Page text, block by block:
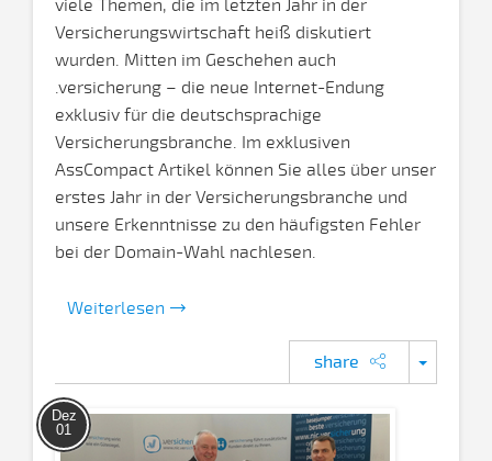
viele Themen, die im letzten Jahr in der
Versicherungswirtschaft heiß diskutiert
wurden. Mitten im Geschehen auch
.versicherung – die neue Internet-Endung
exklusiv für die deutschsprachige
Versicherungsbranche. Im exklusiven
AssCompact Artikel können Sie alles über unser
erstes Jahr in der Versicherungsbranche und
unsere Erkenntnisse zu den häufigsten Fehler
bei der Domain-Wahl nachlesen.
Weiterlesen
share
Dez
01